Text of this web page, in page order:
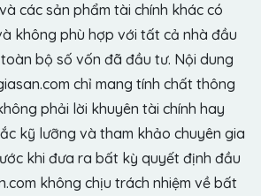
các sản phẩm tài chính khác có
không phù hợp với tất cả nhà đầu
bộ số vốn đã đầu tư. Nội dung
chỉ mang tính chất thông
phải lời khuyên tài chính hay
kỹ lưỡng và tham khảo chuyên gia
khi đưa ra bất kỳ quyết định đầu
không chịu trách nhiệm về bất